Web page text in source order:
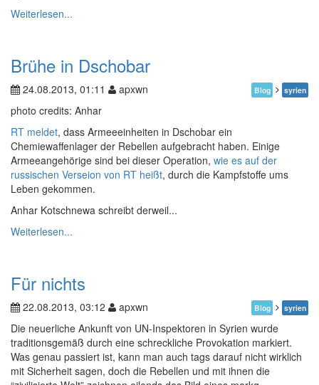
Weiterlesen...
Brühe in Dschobar
24.08.2013, 01:11 apxwn Blog syrien
photo credits: Anhar
RT meldet, dass Armeeeinheiten in Dschobar ein
Chemiewaffenlager der Rebellen aufgebracht haben. Einige
Armeeangehörige sind bei dieser Operation, wie es auf der
russischen Verseion von RT heißt, durch die Kampfstoffe ums
Leben gekommen.
Anhar Kotschnewa schreibt derweil...
Weiterlesen...
Für nichts
22.08.2013, 03:12 apxwn Blog syrien
Die neuerliche Ankunft von UN-Inspektoren in Syrien wurde
traditionsgemäß durch eine schreckliche Provokation markiert.
Was genau passiert ist, kann man auch tags darauf nicht wirklich
mit Sicherheit sagen, doch die Rebellen und mit ihnen die